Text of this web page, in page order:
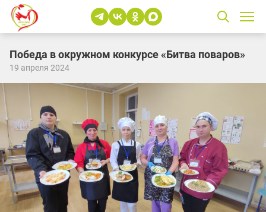
Победа в окружном конкурсе «Битва поваров»
19 апреля 2024